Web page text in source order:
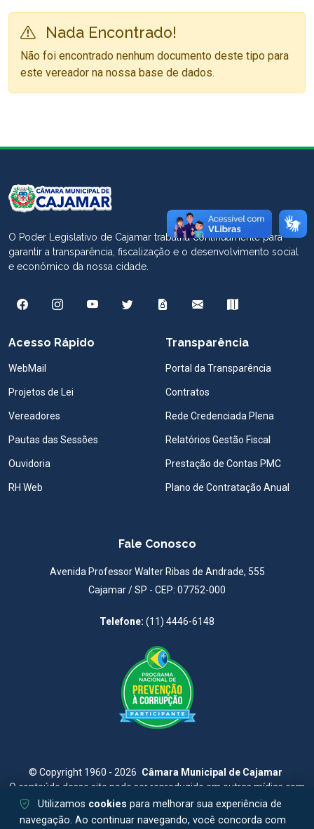
Nada Encontrado!
Não foi encontrado nenhum documento deste tipo para
este vereador na nossa base de dados.
O Poder Legislativo de Cajamar trabalha continuamente para
garantir a transparência, fiscalização e o desenvolvimento social
e econômico da nossa cidade.
Acesso Rápido
WebMail
Projetos de Lei
Vereadores
Pautas das Sessões
Ouvidoria
RH Web
Transparência
Portal da Transparência
Contratos
Rede Credenciada Plena
Relatórios Gestão Fiscal
Prestação de Contas PMC
Plano de Contratação Anual
Fale Conosco
Avenida Professor Walter Ribas de Andrade, 555
Cajamar / SP - CEP: 07752-000
Telefone: (11) 4446-6148
© Copyright 1960 - 2026 Câmara Municipal de Cajamar
O conteúdo desse site pode ser reproduzido em outras mídias com
citação da fonte
Site Desenvolvido e Hospedado por Cajamar NET
Utilizamos cookies para melhorar sua experiência de
navegação. Ao continuar navegando, você concorda com